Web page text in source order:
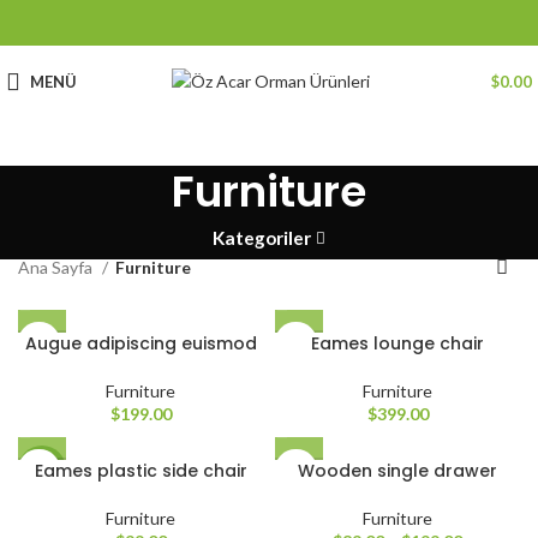
MENÜ $0.00
Furniture
Kategoriler
VULUTATE DUIRA PARTURENT MIRA
Suspedise ullamcorper dis nisl ipsu habitasse nam
parturent fusce tique.
Ana Sayfa Furniture
Augue adipiscing euismod
Furniture
$199.00
Eames lounge chair
Furniture
$399.00
YENI
Bu
Eames plastic side chair
Furniture
Wooden single drawer
Furniture